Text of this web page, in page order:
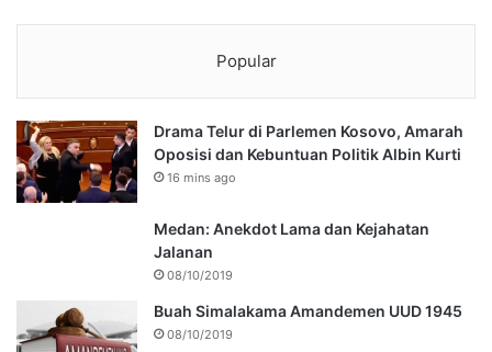
Popular
Drama Telur di Parlemen Kosovo, Amarah
Oposisi dan Kebuntuan Politik Albin Kurti
16 mins ago
Medan: Anekdot Lama dan Kejahatan
Jalanan
08/10/2019
Buah Simalakama Amandemen UUD 1945
08/10/2019